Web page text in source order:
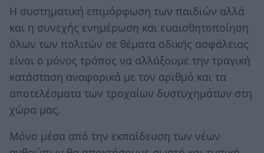
Η συστηματική επιμόρφωση των παιδιών αλλά
και η συνεχής ενημέρωση και ευαισθητοποίηση
όλων των πολιτών σε θέματα οδικής ασφάλειας
είναι ο μόνος τρόπος να αλλάξουμε την τραγική
κατάσταση αναφορικά με τον αριθμό και τα
αποτελέσματα των τροχαίων δυστυχημάτων στη
χώρα μας.
Μόνο μέσα από την εκπαίδευση των νέων